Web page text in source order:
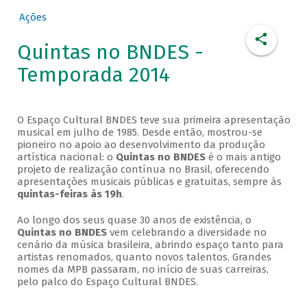
Ações
Quintas no BNDES -
Temporada 2014
O Espaço Cultural BNDES teve sua primeira apresentação
musical em julho de 1985. Desde então, mostrou-se
pioneiro no apoio ao desenvolvimento da produção
artística nacional: o Quintas no BNDESé o mais antigo
projeto de realização contínua no Brasil, oferecendo
apresentações musicais públicas e gratuitas, sempre às
quintas-feiras às 19h.
Ao longo dos seus quase 30 anos de existência, o
Quintas no BNDESvem celebrando a diversidade no
cenário da música brasileira, abrindo espaço tanto para
artistas renomados, quanto novos talentos. Grandes
nomes da MPB passaram, no início de suas carreiras,
pelo palco do Espaço Cultural BNDES.